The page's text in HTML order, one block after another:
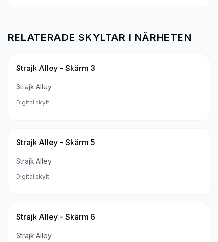
RELATERADE SKYLTAR I NÄRHETEN
Strajk Alley - Skärm 3
Strajk Alley
Digital skylt
Strajk Alley - Skärm 5
Strajk Alley
Digital skylt
Strajk Alley - Skärm 6
Strajk Alley